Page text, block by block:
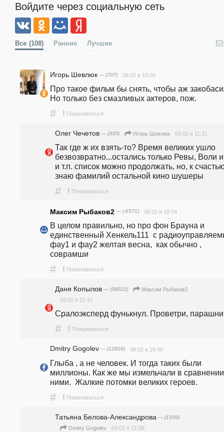
Войдите через социальную сеть
Все (108) Ранние Лучшие
Игорь Шевлюк — (707) 09.02 в 10:09
Про такое фильм бы снять, чтобы аж
Но только без смазливых актеров, пож.
# ! Пожаловаться
Олег Чечетов — (335) Игорь Шевлюк 09.02 в 11:31
Так где ж их взять-то? Время великих ушло
безвозвратно...остались только Ревы, Воли и
и т.п. список можно продолжать, но, к
знаю фамилий остальной кино шушеры
# ! Пожаловаться
Максим Рыбаков2 — (-6571) 08.02 в 18:04
В целом правильно, но про фон Брауна и
единственный Хенкель111  с
фау1 и фау2 желтая весна,  как обычно ,
соврамши
# ! Пожаловаться
Даня Копылов — (58022)
Максим Рыбаков2
08.02 в 21:41
Сралоэксперд фунькнул. Проветри,
# ! Пожаловаться
Dmitry Gogolev — (12826) 08.02 в 16:46
Глыба , а не человек. И тогда таких были
миллионы. Как же мы измельчали в
ними.  Жалкие потомки великих героев.
# ! Пожаловаться
Татьяна Белова-Александрова — (1339)
Dmitry Gogolev 09.02 в 21:58